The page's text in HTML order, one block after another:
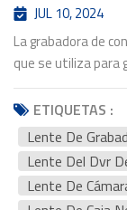
JUL 10, 2024
La grabadora de
que se utiliza para
conducción de un
caso de un
principales de un
cámara para
presentan algunos
conducción al
ETIQUETAS :
Lente De
Lente Del Dvr
Lente De